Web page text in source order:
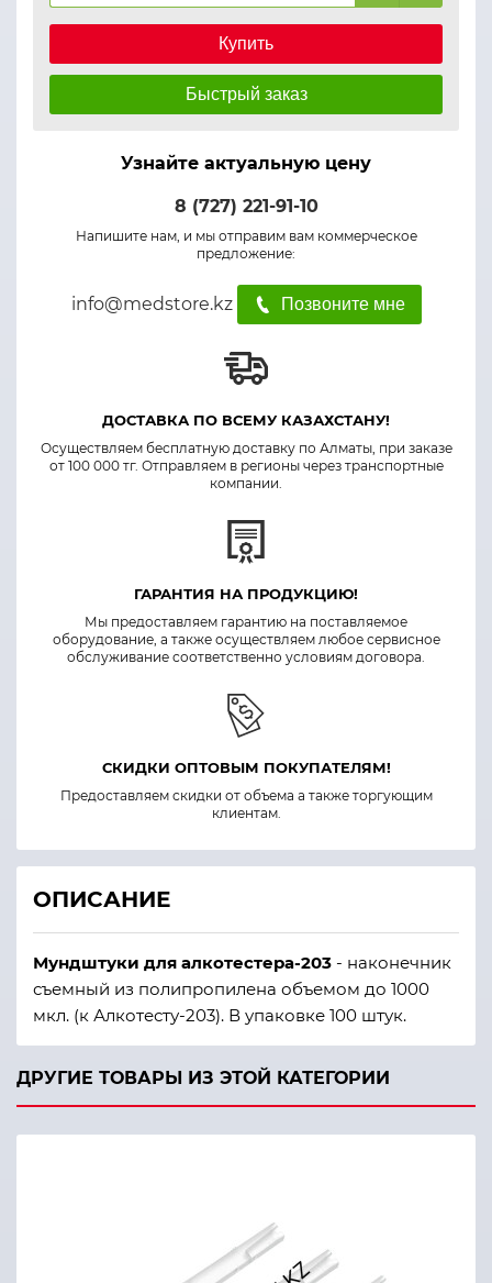
Купить
Быстрый заказ
Узнайте актуальную цену
8 (727) 221-91-10
Напишите нам, и мы отправим вам коммерческое
предложение:
info@medstore.kz Позвоните мне
ДОСТАВКА ПО ВСЕМУ КАЗАХСТАНУ!
Осуществляем бесплатную доставку по Алматы, при заказе
от 100 000 тг. Отправляем в регионы через транспортные
компании.
ГАРАНТИЯ НА ПРОДУКЦИЮ!
Мы предоставляем гарантию на поставляемое
оборудование, а также осуществляем любое сервисное
обслуживание соответственно условиям договора.
СКИДКИ ОПТОВЫМ ПОКУПАТЕЛЯМ!
Предоставляем скидки от объема а также торгующим
клиентам.
ОПИСАНИЕ
Мундштуки для алкотестера-203 - наконечник
съемный из полипропилена объемом до 1000
мкл. (к Алкотесту-203). В упаковке 100 штук.
ДРУГИЕ ТОВАРЫ ИЗ ЭТОЙ КАТЕГОРИИ